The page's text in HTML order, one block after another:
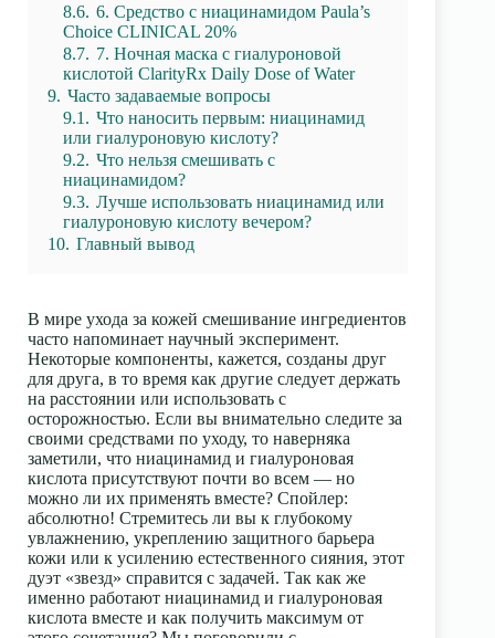
8.6. 6. Средство с ниацинамидом Paula’s
Choice CLINICAL 20%
8.7. 7. Ночная маска с гиалуроновой
кислотой ClarityRx Daily Dose of Water
9. Часто задаваемые вопросы
9.1. Что наносить первым: ниацинамид
или гиалуроновую кислоту?
9.2. Что нельзя смешивать с
ниацинамидом?
9.3. Лучше использовать ниацинамид или
гиалуроновую кислоту вечером?
10. Главный вывод
В мире ухода за кожей смешивание ингредиентов
часто напоминает научный эксперимент.
Некоторые компоненты, кажется, созданы друг
для друга, в то время как другие следует держать
на расстоянии или использовать с
осторожностью. Если вы внимательно следите за
своими средствами по уходу, то наверняка
заметили, что ниацинамид и гиалуроновая
кислота присутствуют почти во всем — но
можно ли их применять вместе? Спойлер:
абсолютно! Стремитесь ли вы к глубокому
увлажнению, укреплению защитного барьера
кожи или к усилению естественного сияния, этот
дуэт «звезд» справится с задачей. Так как же
именно работают ниацинамид и гиалуроновая
кислота вместе и как получить максимум от